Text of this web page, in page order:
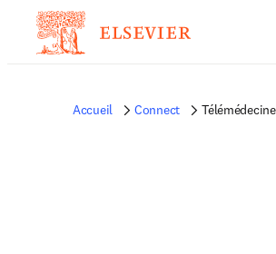
Accueil Connect